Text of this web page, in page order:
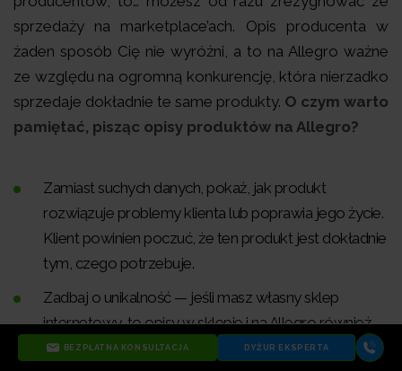
sprzedaży na marketplace’ach. Opis producenta w
żaden sposób Cię nie wyróżni, a to na Allegro ważne
ze względu na ogromną konkurencję, która nierzadko
sprzedaje dokładnie te same produkty. O czym warto
pamiętać, pisząc opisy produktów na Allegro?
Zamiast suchych danych, pokaż, jak produkt
rozwiązuje problemy klienta lub poprawia jego życie.
Klient powinien poczuć, że ten produkt jest dokładnie
tym, czego potrzebuje.
Zadbaj o unikalność — jeśli masz własny sklep
internetowy, to opisy w sklepie i na Allegro również
powinny się od siebie różnić.
BEZPŁATNA KONSULTACJA DYŻUR EKSPERTA